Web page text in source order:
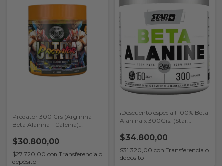
Predator 300 Grs (Arginina -
Beta Alanina - Cafeina)
$30.800,00
$27.720,00 con Transferencia o
depósito
¡Descuento especial! 100% Beta
Alanina x 300Grs. (Star
$34.800,00
$31.320,00 con Transferencia o
depósito